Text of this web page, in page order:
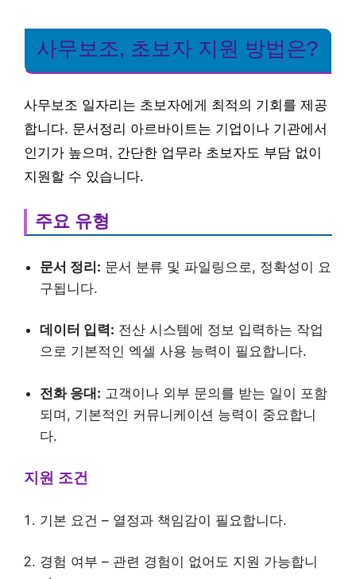
사무보조, 초보자 지원 방법은?
사무보조 일자리는 초보자에게 최적의 기회를 제공
합니다. 문서정리 아르바이트는 기업이나 기관에서
인기가 높으며, 간단한 업무라 초보자도 부담 없이
지원할 수 있습니다.
주요 유형
문서 정리: 문서 분류 및 파일링으로, 정확성이 요
구됩니다.
데이터 입력: 전산 시스템에 정보 입력하는 작업
으로 기본적인 엑셀 사용 능력이 필요합니다.
전화 응대: 고객이나 외부 문의를 받는 일이 포함
되며, 기본적인 커뮤니케이션 능력이 중요합니
다.
지원 조건
기본 요건 – 열정과 책임감이 필요합니다.
경험 여부 – 관련 경험이 없어도 지원 가능합니